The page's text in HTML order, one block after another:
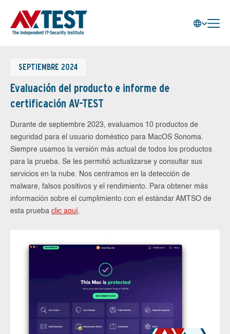
SEPTIEMBRE 2024
Evaluación del producto e informe de
certificación AV-TEST
Durante de septiembre 2023, evaluamos 10 productos de
seguridad para el usuario doméstico para MacOS Sonoma.
Siempre usamos la versión más actual de todos los productos
para la prueba. Se les permitió actualizarse y consultar sus
servicios en la nube. Nos centramos en la detección de
malware, falsos positivos y el rendimiento. Para obtener más
información sobre el cumplimiento con el estándar AMTSO de
esta prueba clic aquí.